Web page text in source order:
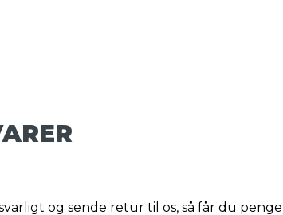
og sende retur til os, så får du